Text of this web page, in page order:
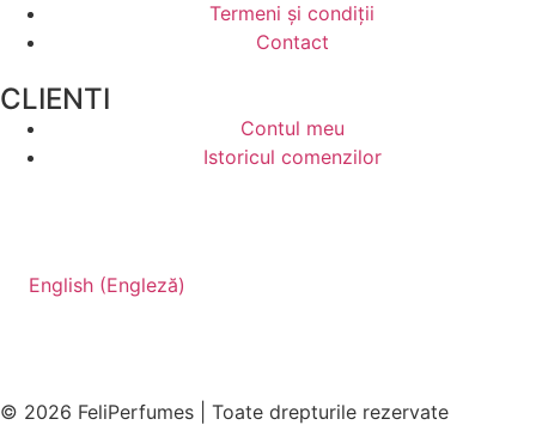
Termeni și condiții
Contact
CLIENTI
Contul meu
Istoricul comenzilor
English (Engleză)
© 2026 FeliPerfumes | Toate drepturile rezervate